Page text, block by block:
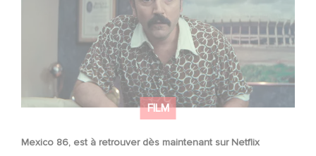
FILM
Mexico 86, est à retrouver dès maintenant sur Netflix